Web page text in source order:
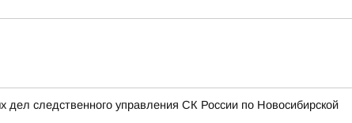
следственного управления СК России по Новосибирской